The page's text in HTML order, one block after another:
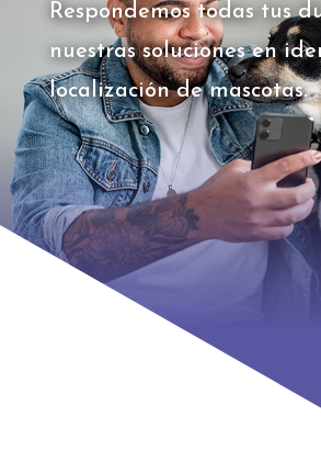
Respondemos todas tus
nuestras soluciones en
localización de mascotas.